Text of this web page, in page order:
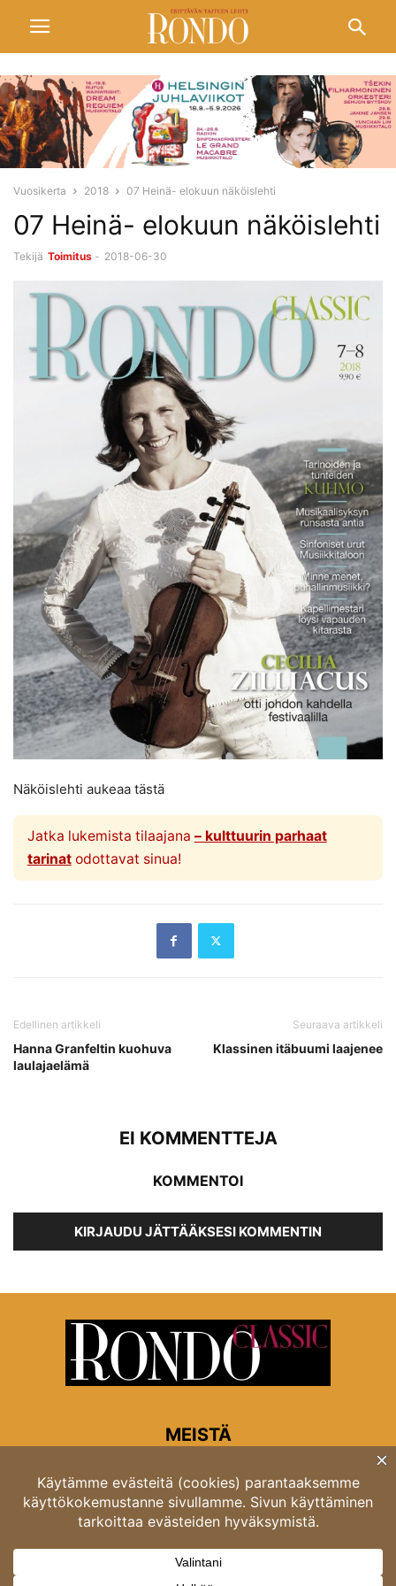
Vuosikerta 2018 07 Heinä- elokuun näköislehti
07 Heinä- elokuun näköislehti
Tekijä Toimitus - 2018-06-30
Näköislehti aukeaa tästä
Jatka lukemista tilaajana – kulttuurin parhaat
tarinatodottavat sinua!
Edellinen artikkeli
Hanna Granfeltin kuohuva
laulajaelämä
Seuraava artikkeli
Klassinen itäbuumi laajenee
EI KOMMENTTEJA
KOMMENTOI
KIRJAUDU JÄTTÄÄKSESI KOMMENTIN
MEISTÄ
Rondon toimitus
Opastinsilta 6A 00520 Helsinki
Asiakaspalvelu: puh. 03 4246 5318
asiakaspalvelu@rondo.fi
Ota meihin yhteyttä:toimitus@rondo.fi